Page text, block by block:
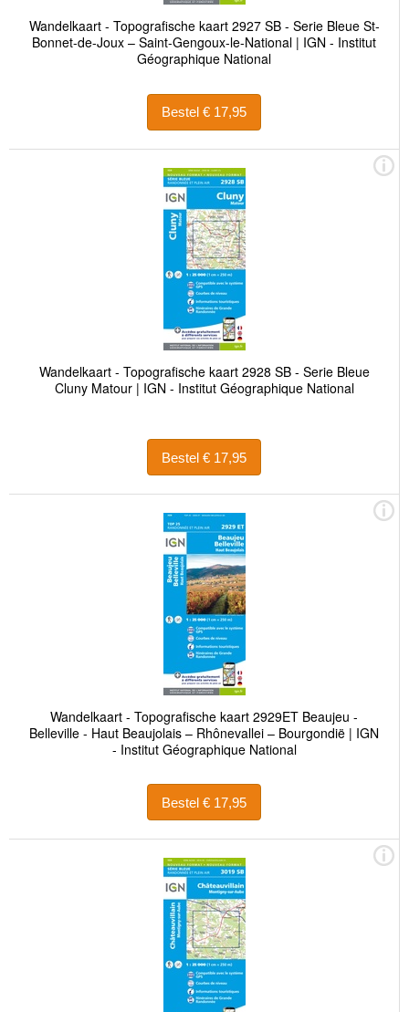
Wandelkaart - Topografische kaart 2927 SB - Serie Bleue St-
Bonnet-de-Joux – Saint-Gengoux-le-National | IGN - Institut
Géographique National
Bestel € 17,95
Wandelkaart - Topografische kaart 2928 SB - Serie Bleue
Cluny Matour | IGN - Institut Géographique National
Bestel € 17,95
Wandelkaart - Topografische kaart 2929ET Beaujeu -
Belleville - Haut Beaujolais – Rhônevallei – Bourgondië | IGN
- Institut Géographique National
Bestel € 17,95